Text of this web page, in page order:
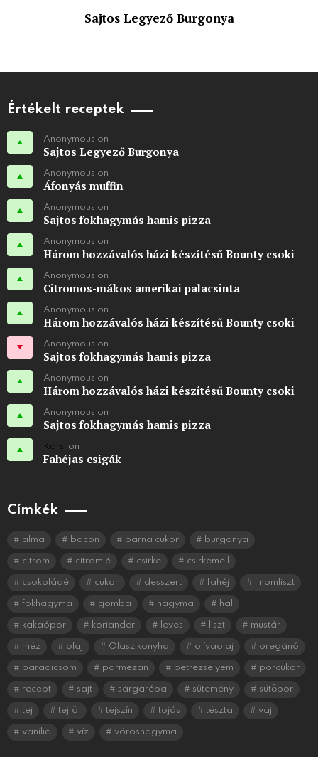
Sajtos Legyező Burgonya
Értékelt receptek
Anonymous on
Sajtos Legyező Burgonya
Anonymous on
Áfonyás muffin
Anonymous on
Sajtos fokhagymás hamis pizza
Anonymous on
Három hozzávalós házi készítésű Bounty csoki
Anonymous on
Citromos-mákos amerikai palacsinta
Anonymous on
Három hozzávalós házi készítésű Bounty csoki
Anonymous on
Sajtos fokhagymás hamis pizza
Anonymous on
Három hozzávalós házi készítésű Bounty csoki
Anonymous on
Sajtos fokhagymás hamis pizza
Karsi on
Fahéjas csigák
Címkék
alma bacon barna cukor burgonya
citrom citromlé csirke csirkemell
csokoládé cukor desszert fahéj finomliszt
fokhagyma gomba hagyma hal
kakaópor koriander leves liszt mustár
méz olaj Olasz konyha olívaolaj oregánó
paradicsom parmezán petrezselyem porcukor
recept sajt sárgarépa sütemény sütőpor
tej tejföl tejszín tojás tészta vaj
vanília víz vöröshagyma